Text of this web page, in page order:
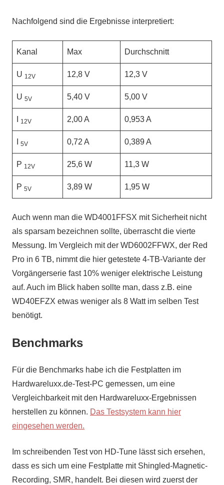
Nachfolgend sind die Ergebnisse interpretiert:
Kanal Max Durchschnitt
U 12V 12,8 V 12,3 V
U 5V 5,40 V 5,00 V
12V 2,00 A 0,953 A
5V 0,72 A 0,389 A
P 12V 25,6 W 11,3 W
P 5V 3,89 W 1,95 W
Auch wenn man die WD4001FFSX mit Sicherheit nicht
als sparsam bezeichnen sollte, überrascht die vierte
Messung. Im Vergleich mit der WD6002FFWX, der Red
Pro in 6 TB, nimmt die hier getestete 4-TB-Variante der
Vorgängerserie fast 10% weniger elektrische Leistung
auf. Auch im Blick haben sollte man, dass z.B. eine
WD40EFZX etwas weniger als 8 Watt im selben Test
benötigt.
Benchmarks
Für die Benchmarks habe ich die Festplatten im
Hardwareluxx.de-Test-PC gemessen, um eine
Vergleichbarkeit mit den Hardwareluxx-Ergebnissen
herstellen zu können. Das Testsystem kann hier
eingesehen werden.
Im schreibenden Test von HD-Tune lässt sich ersehen,
dass es sich um eine Festplatte mit Shingled-Magnetic-
Recording, SMR, handelt. Bei diesen wird zuerst der